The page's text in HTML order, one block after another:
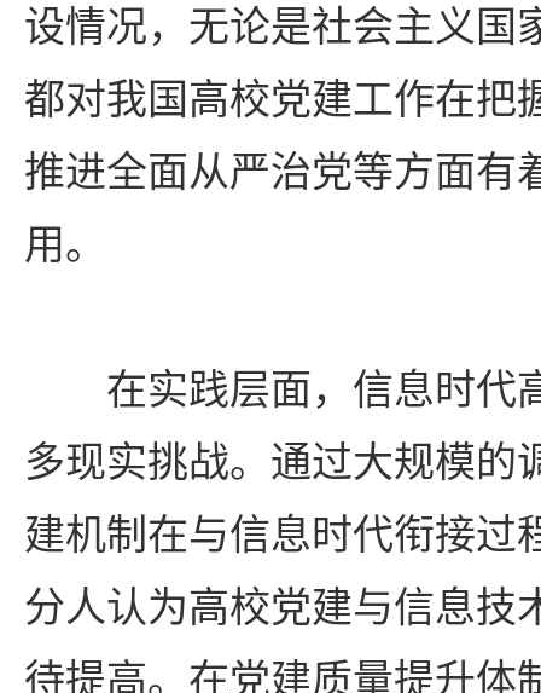
设情况，无论是社会主义国
都对我国高校党建工作在把
推进全面从严治党等方面有
用。
在实践层面，信息时代
多现实挑战。通过大规模的
建机制在与信息时代衔接过
分人认为高校党建与信息技
待提高。在党建质量提升体